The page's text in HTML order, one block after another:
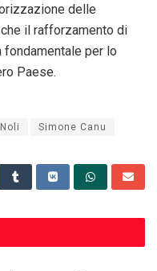
delle
il rafforzamento di
per lo
Paese.
Simone Canu